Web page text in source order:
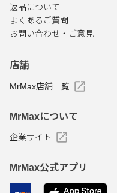
返品について
よくあるご質問
お問い合わせ・ご意見
店舗
MrMax店舗一覧
MrMaxについて
企業サイト
MrMax公式アプリ